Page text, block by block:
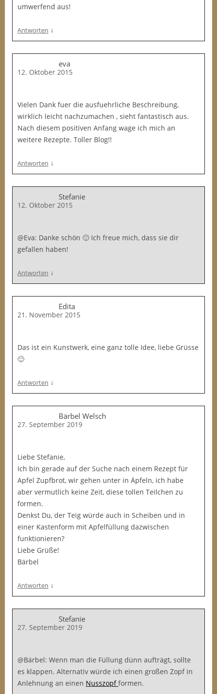
umwerfend aus!
Antworten ↓
eva
12. Oktober 2015
Vielen Dank fuer die ausfuehrliche Beschreibung,
wirklich leicht nachzumachen , sieht fantastisch aus.
Nach diesem positiven Anfang wage ich mich an
weitere Rezepte. Toller Blog!!
Antworten ↓
Stefanie
12. Oktober 2015
@Eva: Danke schön 🙂 Ich freue mich, dass sie dir
gefallen haben!
Antworten ↓
Edita
21. November 2015
Das ist ein Kunstwerk, eine ganz tolle Idee, liebe Grüsse
🙂
Antworten ↓
Bärbel Welsch
27. September 2019
Liebe Stefanie,
Ich bin gerade auf der Suche nach einem Rezept für
Apfel Zupfbrot, wir gehen unter in Äpfeln, ich habe
aber vermutlich keine Zeit, diese tollen Teilchen zu
formen.
Denkst Du, der Teig würde auch in Scheiben und in
einer Kastenform mit Apfelfüllung dazwischen
funktionieren?
Liebe Grüße!
Bärbel
Antworten ↓
Stefanie
27. September 2019
@Bärbel: Wenn man die Füllung dünn aufträgt, sollte
es klappen. Alternativ würde ich einen großen Zopf in
Anlehnung an einen Nusszopfformen.